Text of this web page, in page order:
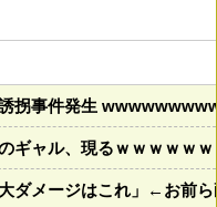
誘拐事件発生
ギャル、現るｗｗｗｗｗ
ダメージはこれ」←お前